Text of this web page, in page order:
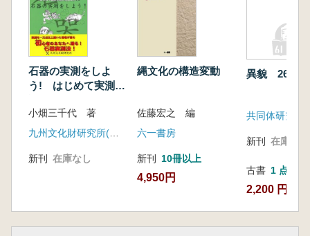
石器の実測をしよ
う! はじめて実測を
小畑三千代 著
九州文化財研究所(トライ)
新刊 在庫なし
縄文化の構造変動
佐藤宏之 編
六一書房
新刊 10冊以上
4,950円
異貌 26号
共同体研究会
新刊 在庫なし
古書 1 点
2,200 円